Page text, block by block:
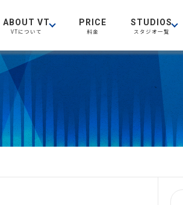
ABOUT VT
VTについて
PRICE
料金
STUDIOS
スタジオ一覧